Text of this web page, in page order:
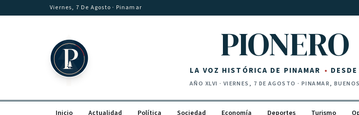
Saltar al contenidoViernes, 7 De Agosto · Pinamar
PIONERO
LA VOZ HISTÓRICA DE PINAMAR
AÑO XLVI · VIERNES, 7 DE AGOSTO · PINAMAR,
Inicio Actualidad Política Sociedad Economía Deportes Turismo